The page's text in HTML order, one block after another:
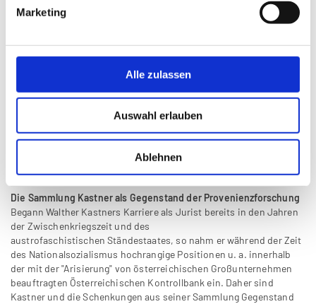
Marketing
Alle zulassen
Auswahl erlauben
Ablehnen
Ausstellungsansicht: Grafische Schätze aus der
Michael Maritsch
Die Schwerpunkte der Schau liegen vorwiegend beim
Biedermeier und im 19.Jahrhundert.Die Zeichnungen zeigen
romantische Landschaften, Porträts und Genreszenen von
namhaften Künstlern wie der Familie von Alt, Joseph Kriehuber
oder Moritz von Schwind. Diese wechseln sich ab mit großen
Namen der Jahrhundertwende und des 20. Jahrhunderts. Dazu
gehören Gustav Klimt, Egon Schiele, Oskar Kokoschka und Alfred
Kubin.
Die Sammlung Kastner als Gegenstand der Provenienzforschung
Begann Walther Kastners Karriere als Jurist bereits in den Jahren
der Zwischenkriegszeit und des
austrofaschistischen Ständestaates, so nahm er während der Zeit
des Nationalsozialismus hochrangige Positionen u. a. innerhalb
der mit der "Arisierung" von österreichischen Großunternehmen
beauftragten Österreichischen Kontrollbank ein. Daher sind
Kastner und die Schenkungen aus seiner Sammlung Gegenstand